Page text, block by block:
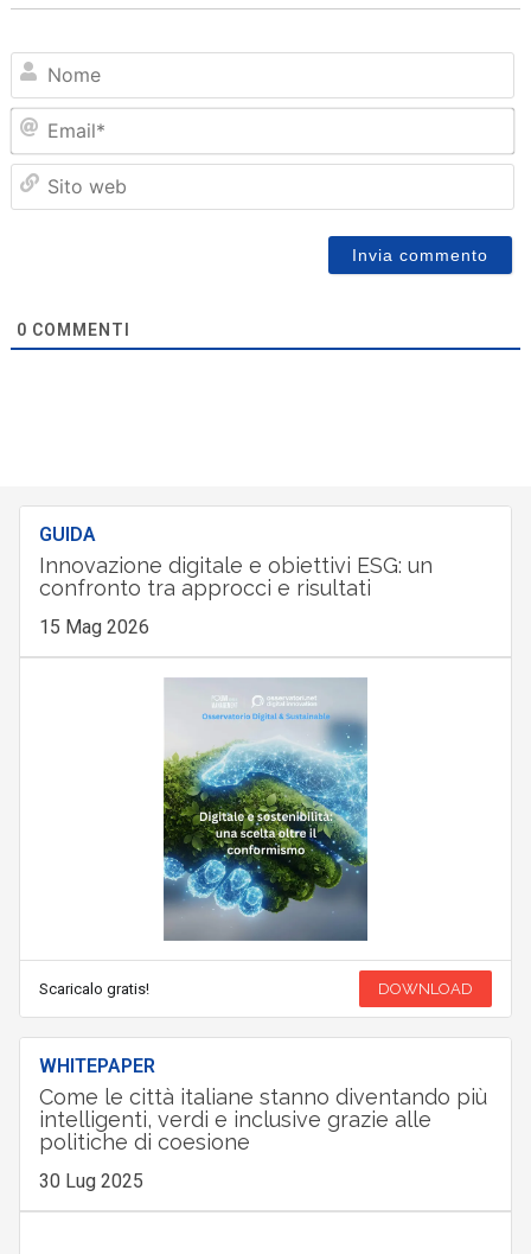
0 COMMENTI
GUIDA
Innovazione digitale e obiettivi ESG: un
confronto tra approcci e risultati
15 Mag 2026
Scaricalo gratis! DOWNLOAD
WHITEPAPER
Come le città italiane stanno diventando più
intelligenti, verdi e inclusive grazie alle
politiche di coesione
30 Lug 2025